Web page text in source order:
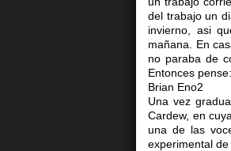
del trabajo un
invierno, asi
mañana. En
no paraba de
Entonces
Brian Eno2
Una vez
Cardew, en
una de las
experimental de